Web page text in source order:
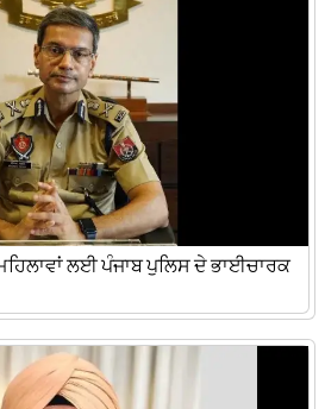
ਲਈ ਪੰਜਾਬ ਪੁਲਿਸ ਦੇ ਭਾਈਚਾਰਕ